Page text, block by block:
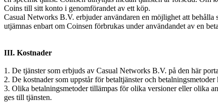
Coins till sitt konto i genomförandet av ett köp.
Casual Networks B.V. erbjuder användaren en möjlighet att
utjämnas enbart om Coinsen förbrukas under användandet av en
III. Kostnader
1. De tjänster som erbjuds av Casual Networks B.V. på den här
2. De kostnader som uppstår för betaltjänster och
3. Olika betalningsmetoder tillämpas för olika versioner eller olika
ges till tjänsten.